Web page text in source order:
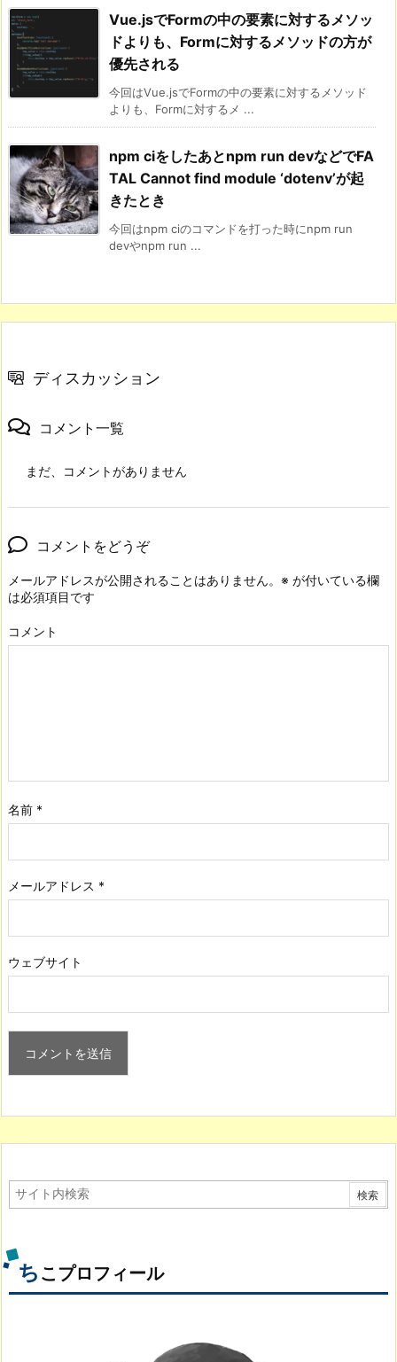
Vue.jsでFormの中の要素に対するメソッ
ドよりも、Formに対するメソッドの方が
優先される
今回はVue.jsでFormの中の要素に対するメソッド
よりも、Formに対するメ ...
npm ciをしたあとnpm run devなどでFA
TAL Cannot find module ‘dotenv’が起
きたとき
今回はnpm ciのコマンドを打った時にnpm run
devやnpm run ...
ディスカッション
コメント一覧
まだ、コメントがありません
コメントをどうぞ
メールアドレスが公開されることはありません。 ※ が付いている欄
は必須項目です
コメント
名前 *
メールアドレス *
ウェブサイト
ち こプロフィール